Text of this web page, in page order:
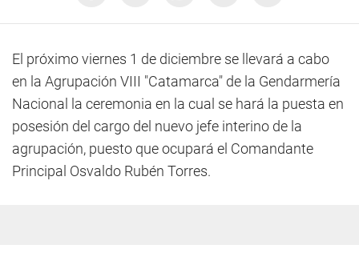
El próximo viernes 1 de diciembre se llevará a cabo
en la Agrupación VIII "Catamarca" de la Gendarmería
Nacional la ceremonia en la cual se hará la puesta en
posesión del cargo del nuevo jefe interino de la
agrupación, puesto que ocupará el Comandante
Principal Osvaldo Rubén Torres.